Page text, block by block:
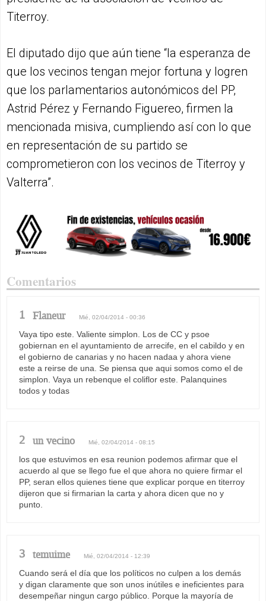
Titerroy.
El diputado dijo que aún tiene “la esperanza de
que los vecinos tengan mejor fortuna y logren
que los parlamentarios autonómicos del PP,
Astrid Pérez y Fernando Figuereo, firmen la
mencionada misiva, cumpliendo así con lo que
en representación de su partido se
comprometieron con los vecinos de Titerroy y
Valterra”.
Comentarios
1 Flaneur Mié, 02/04/2014 - 00:36
Vaya tipo este. Valiente simplon. Los de CC y psoe
gobiernan en el ayuntamiento de arrecife, en el cabildo y en
el gobierno de canarias y no hacen nadaa y ahora viene
este a reirse de una. Se piensa que aqui somos como el de
simplon. Vaya un rebenque el coliflor este. Palanquines
todos y todas
2 un vecino Mié, 02/04/2014 - 08:15
los que estuvimos en esa reunion podemos afirmar que el
acuerdo al que se llego fue el que ahora no quiere firmar el
PP, seran ellos quienes tiene que explicar porque en titerroy
dijeron que si firmarian la carta y ahora dicen que no y
punto.
3 temuime Mié, 02/04/2014 - 12:39
Cuando será el día que los políticos no culpen a los demás
y digan claramente que son unos inútiles e ineficientes para
desempeñar ningun cargo público. Porque la mayoría de